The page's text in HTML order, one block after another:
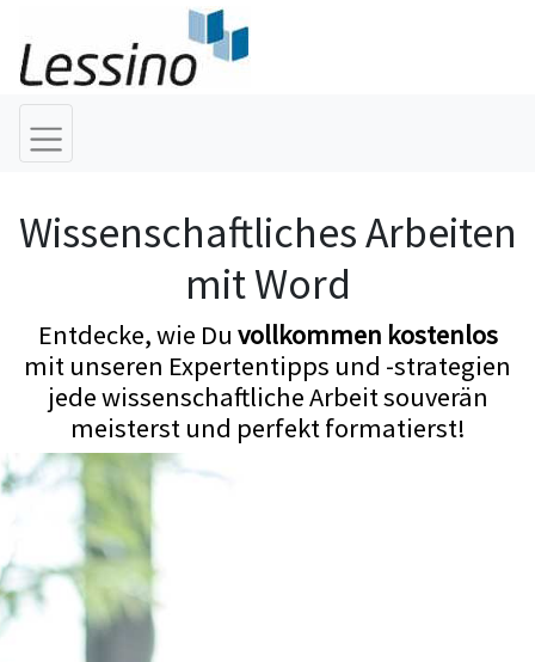
Wissenschaftliches Arbeiten
mit Word
Entdecke, wie Du vollkommen kostenlos
mit unseren Expertentipps und -strategien
jede wissenschaftliche Arbeit souverän
meisterst und perfekt formatierst!